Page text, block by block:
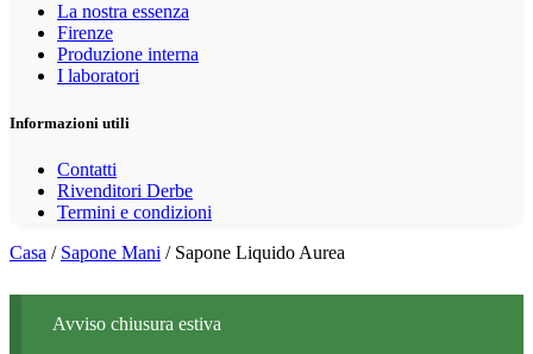
La nostra essenza
Firenze
Produzione interna
I laboratori
Informazioni utili
Contatti
Rivenditori Derbe
Termini e condizioni
Casa / Sapone Mani / Sapone Liquido Aurea
Avviso chiusura estiva